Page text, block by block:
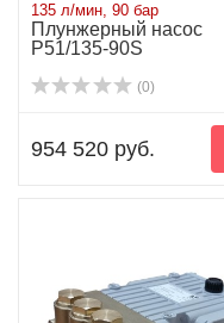
135 л/мин, 90 бар
Плунжерный насос
P51/135-90S
(0)
954 520 руб.